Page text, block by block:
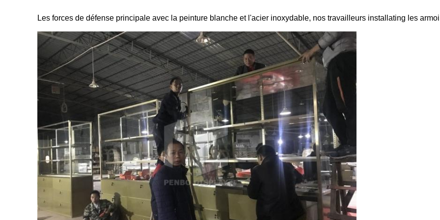
Les forces de défense principale avec la peinture blanche et l'acier inoxydable, nos travailleurs installating les